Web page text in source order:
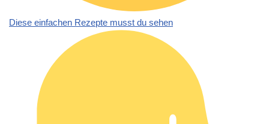
Diese einfachen Rezepte musst du sehen